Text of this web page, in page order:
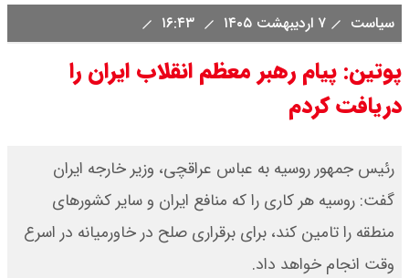
سیاست ۷ اردیبهشت ۱۴۰۵
پوتین: پیام رهبر معظم انقلاب ایران را
دریافت کردم
رئیس جمهور روسیه به عباس عراقچی، وزیر خارجه ایران
گفت: روسیه هر کاری را که منافع ایران و سایر کشورهای
منطقه را تامین کند، برای برقراری صلح در خاورمیانه در اسرع
وقت انجام خواهد داد.